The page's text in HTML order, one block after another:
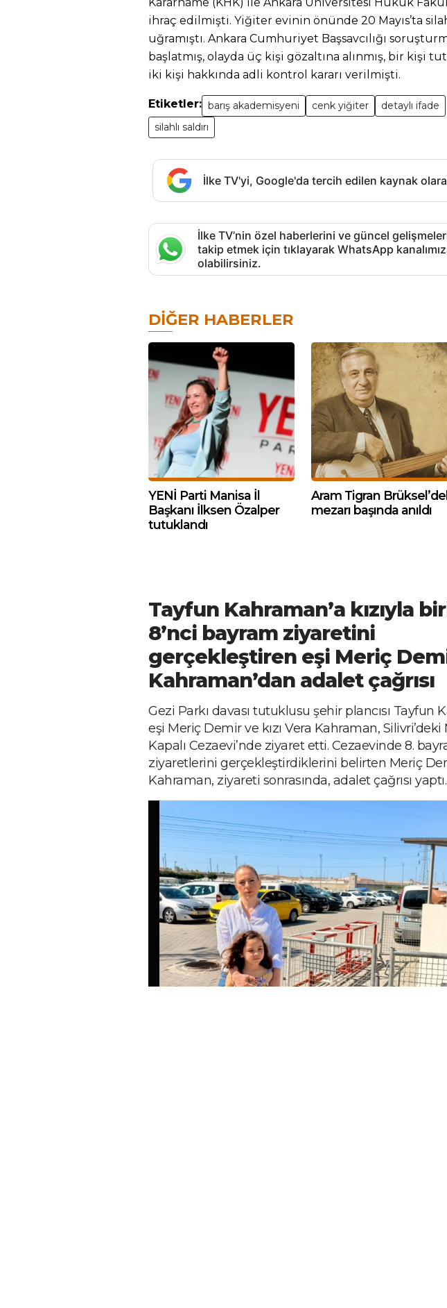
ihraç edilmişti. Yiğiter evinin önünde 20 Mayıs’ta
uğramıştı. Ankara Cumhuriyet Başsavcılığı
başlatmış, olayda üç kişi gözaltına alınmış, bir kişi
iki kişi hakkında adli kontrol kararı verilmişti.
Etiketler: barış akademisyeni cenk yiğiter
detaylı ifade
silahlı saldırı
İlke TV'yi, Google'da tercih edilen kaynak
İlke TV’nin özel haberlerini ve güncel
takip etmek için tıklayarak WhatsApp
olabilirsiniz.
DIĞER HABERLER
YENİ Parti Manisa İl
Başkanı İlksen Özalper
tutuklandı
Aram Tigran
mezarı başında anıldı
Tayfun Kahraman’a kızıyla
8’nci bayram ziyaretini
gerçekleştiren eşi Meriç
Kahraman’dan adalet çağrısı
Gezi Parkı davası tutuklusu şehir plancısı Tayfun
eşi Meriç Demir ve kızı Vera Kahraman,
Kapalı Cezaevi’nde ziyaret etti. Cezaevinde 8.
ziyaretlerini gerçekleştirdiklerini belirten Meriç
Kahraman, ziyareti sonrasında, adalet çağrısı yaptı.